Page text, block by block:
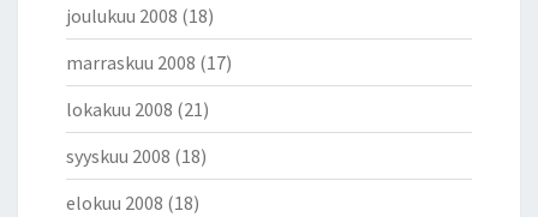
joulukuu 2008 (18)
marraskuu 2008 (17)
lokakuu 2008 (21)
syyskuu 2008 (18)
elokuu 2008 (18)